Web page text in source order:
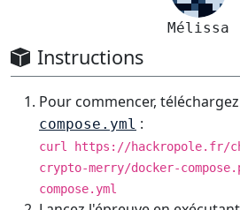
Mélissa
Instructions
Pour commencer,
compose.yml :
curl https://hackropole.fr/
crypto-merry/docker-
compose.yml